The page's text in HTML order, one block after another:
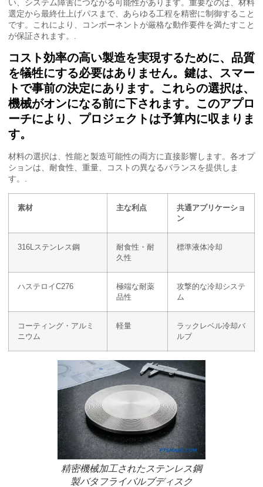
い、システム障害につながる可能性があります。重要なのは、材料
選定から最終仕上げパスまで、あらゆる工程を精密に制御すること
です。これにより、コンポーネントが厳格な動作要件を満たすこと
が保証されます。.
コスト効率の高い製造を実現するために、品質
を犠牲にする必要はありません。鍵は、スマー
トで事前の決定にあります。これらの選択は、
機械がオンになる前に下されます。このアプロ
ーチにより、プロジェクトは予算内に収まりま
す。
材料の選択は、性能と製造可能性の両方に直接影響します。各オプ
ションは、耐食性、重量、コストの異なるバランスを提供しま
す。.
素材 主な利点
共通アプリケーショ
ン
316Lステンレス鋼
耐食性・耐
久性
標準液体冷却
ハステロイC276
極端な耐薬
品性
攻撃的な冷却システ
ム
コーティング・アルミ
ニウム
軽量
ラックレベル冷却バ
ルブ
精密機械加工されたステンレス鋼
製バタフライバルブディスク